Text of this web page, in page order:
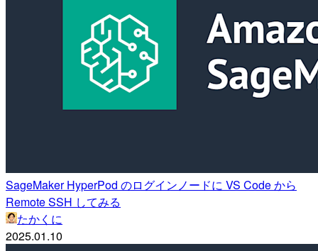
SageMaker HyperPod のログインノードに VS Code から
Remote SSH してみる
たかくに
2025.01.10